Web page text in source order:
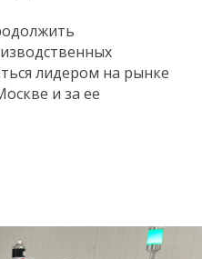
лидером на рынке
и за ее